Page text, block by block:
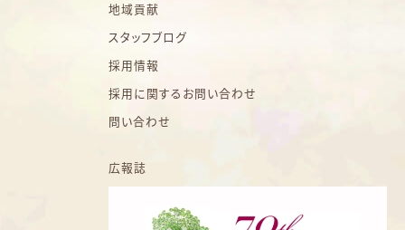
地域貢献
スタッフブログ
採用情報
採用に関するお問い合わせ
問い合わせ
広報誌